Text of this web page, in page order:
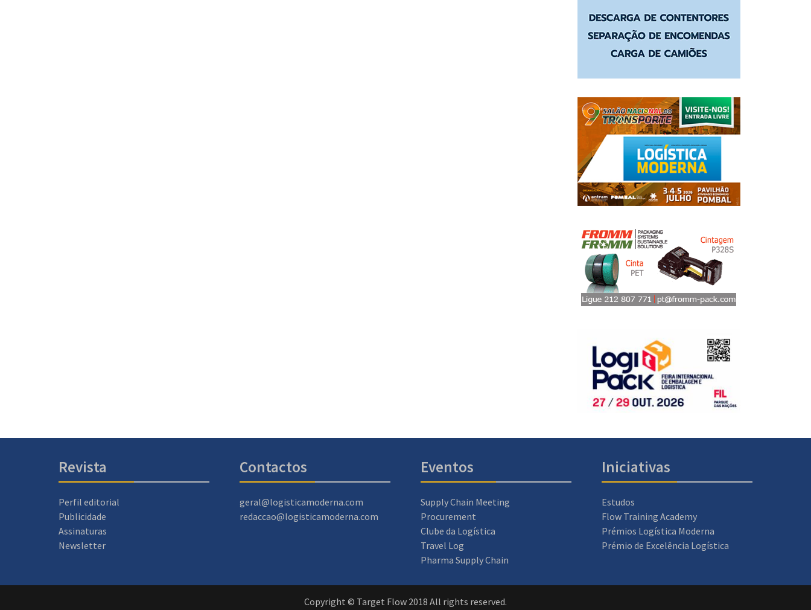
Revista
Perfil editorial
Publicidade
Assinaturas
Newsletter
Contactos
geral@logisticamoderna.com
redaccao@logisticamoderna.com
Eventos
Supply Chain Meeting
Procurement
Clube da Logística
Travel Log
Pharma Supply Chain
Iniciativas
Estudos
Flow Training Academy
Prémios Logística Moderna
Prémio de Excelência Logística
Copyright © Target Flow 2018 All rights reserved.